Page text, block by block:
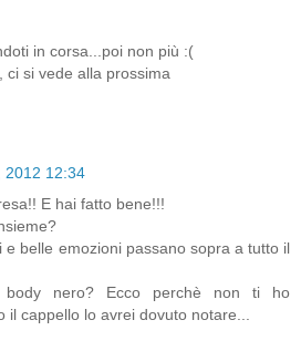
in corsa...poi non più :(
ci si vede alla prossima
2012 12:34
E hai fatto bene!!!
e belle emozioni passano sopra a tutto il
body nero? Ecco perchè non ti ho
il cappello lo avrei dovuto notare...